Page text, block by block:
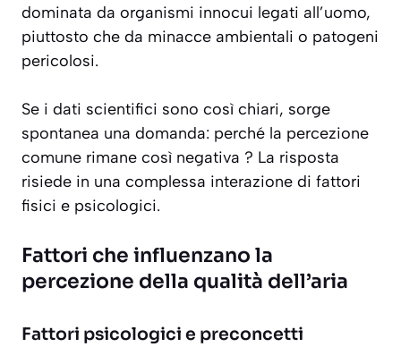
dominata da organismi innocui legati all’uomo,
piuttosto che da minacce ambientali o patogeni
pericolosi.
Se i dati scientifici sono così chiari, sorge
spontanea una domanda: perché la percezione
comune rimane così negativa ? La risposta
risiede in una complessa interazione di fattori
fisici e psicologici.
Fattori che influenzano la
percezione della qualità dell’aria
Fattori psicologici e preconcetti